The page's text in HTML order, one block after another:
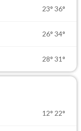
23° 36°
26° 34°
28° 31°
12° 22°